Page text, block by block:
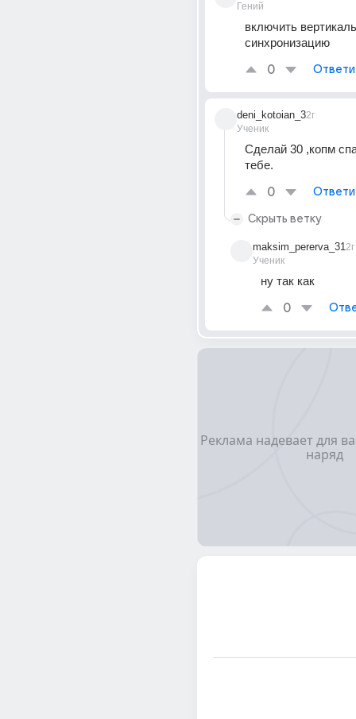
Гений
включить
синхронизацию
0
deni_kotoian_3
Ученик
2г
Сделай 30 ,копм
тебе.
0
Скрыть ветку
maksim_pererva_31
Ученик
2г
ну так как
0